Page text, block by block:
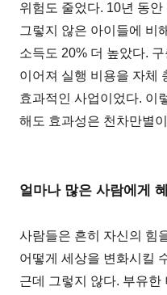
위험도 줄었다. 10년 동
그렇지 않은 아이들에 비
소득도 20% 더 높았다.
이어져 실행 비용을 자체
효과적인 사업이었다. 이
해도 효과성은 천차만별
얼마나 많은 사람에게
사람들은 흔히 자신의 힘
어떻게 세상을 변화시킬
근데 그렇지 않다. 부유